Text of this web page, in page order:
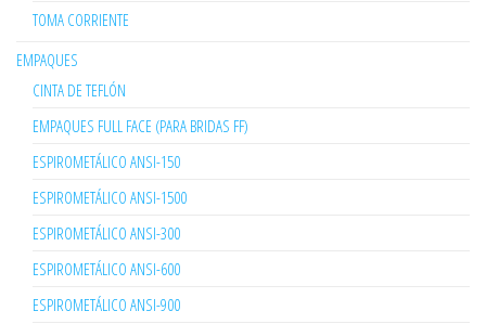
TOMA CORRIENTE
EMPAQUES
CINTA DE TEFLÓN
EMPAQUES FULL FACE (PARA BRIDAS FF)
ESPIROMETÁLICO ANSI-150
ESPIROMETÁLICO ANSI-1500
ESPIROMETÁLICO ANSI-300
ESPIROMETÁLICO ANSI-600
ESPIROMETÁLICO ANSI-900